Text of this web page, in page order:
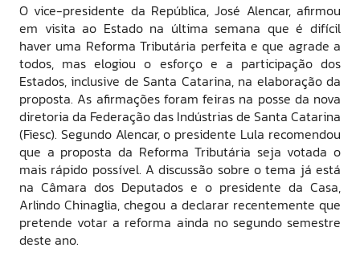
O vice-presidente da República, José Alencar, afirmou
em visita ao Estado na última semana que é difícil
haver uma Reforma Tributária perfeita e que agrade a
todos, mas elogiou o esforço e a participação dos
Estados, inclusive de Santa Catarina, na elaboração da
proposta. As afirmações foram feiras na posse da nova
diretoria da Federação das Indústrias de Santa Catarina
(Fiesc). Segundo Alencar, o presidente Lula recomendou
que a proposta da Reforma Tributária seja votada o
mais rápido possível. A discussão sobre o tema já está
na Câmara dos Deputados e o presidente da Casa,
Arlindo Chinaglia, chegou a declarar recentemente que
pretende votar a reforma ainda no segundo semestre
deste ano.